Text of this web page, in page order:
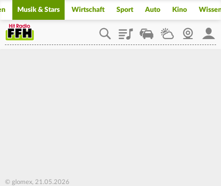
Musik & Stars Wirtschaft Sport Auto Kino
PlaylistStaupilotWetterWebcam
© glomex, 21.05.2026